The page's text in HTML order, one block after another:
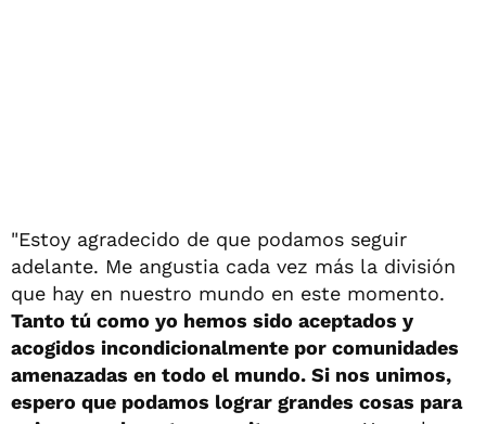
"Estoy agradecido de que podamos seguir
adelante. Me angustia cada vez más la división
que hay en nuestro mundo en este momento.
Tanto tú como yo hemos sido aceptados y
acogidos incondicionalmente por comunidades
amenazadas en todo el mundo. Si nos unimos,
espero que podamos lograr grandes cosas para